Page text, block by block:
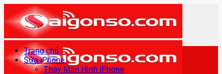
qua
nội
dung
Trang chủ
Sửa iPhone
Thay Màn Hình iPhone